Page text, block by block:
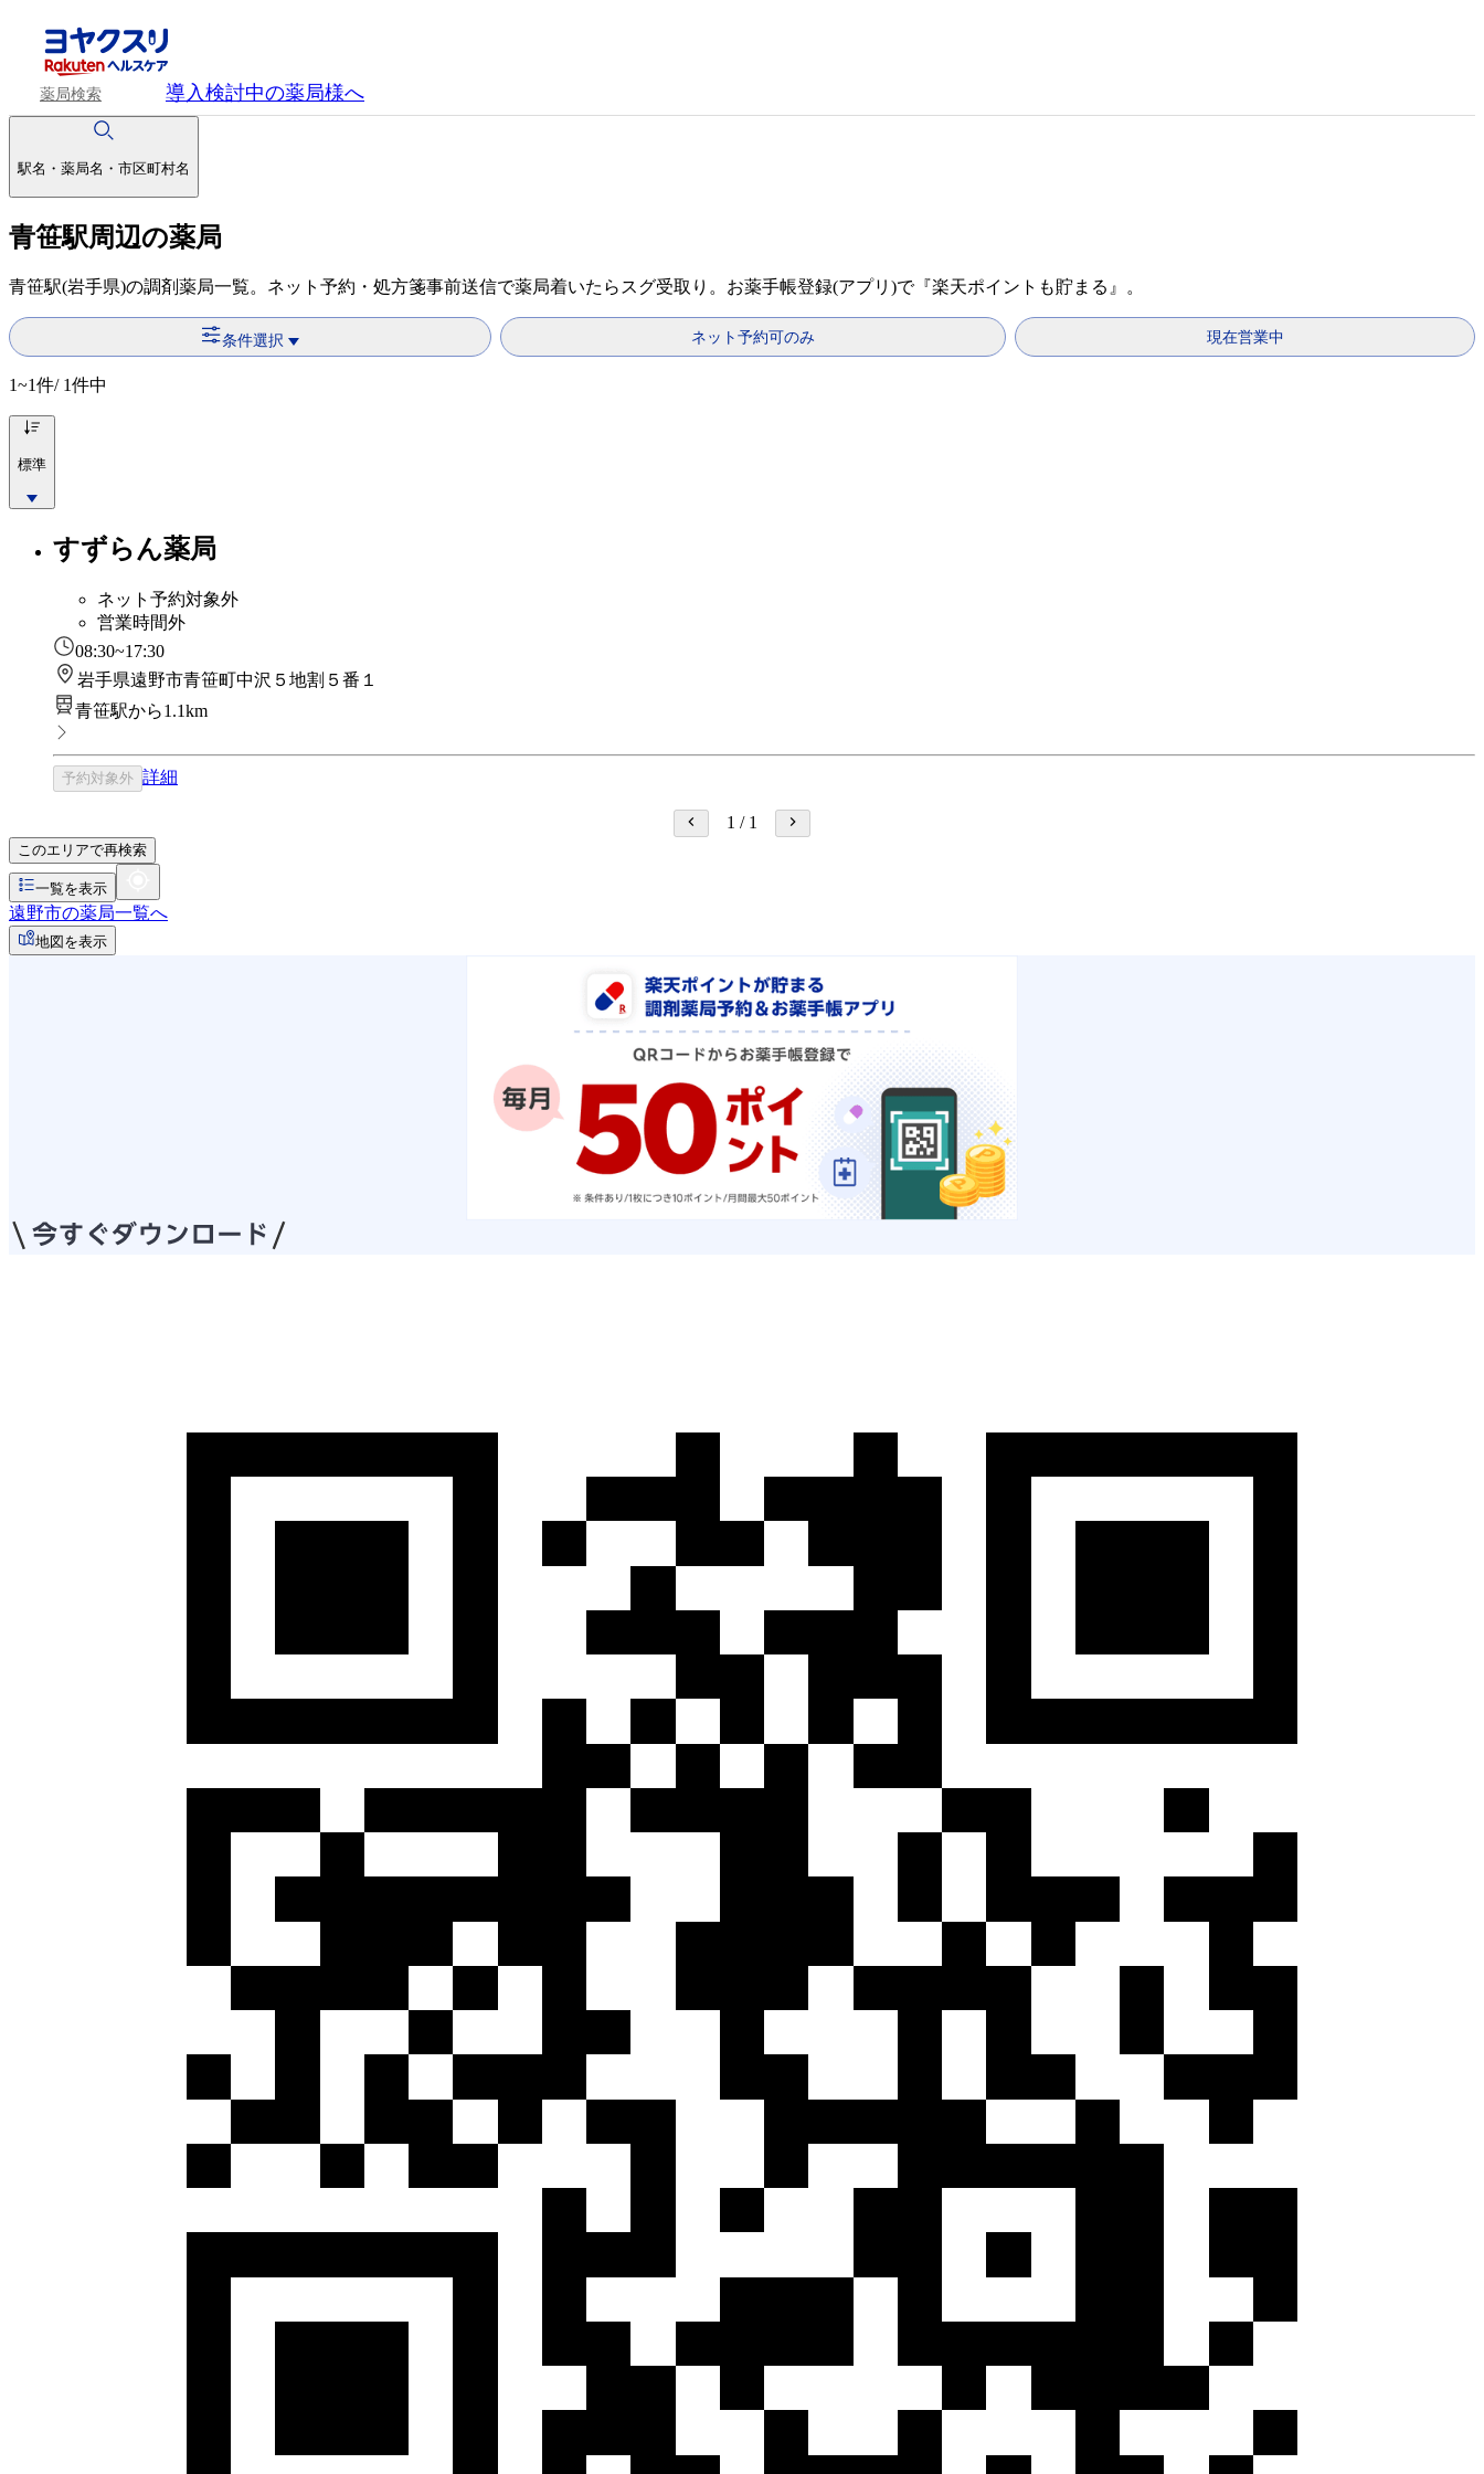
薬局検索 導入検討中の薬局様へ
駅名・薬局名・市区町村名
青笹駅周辺の薬局
青笹駅(岩手県)の調剤薬局一覧。ネット予約・処方箋事前送信で薬局着いたらスグ受取り。お薬手帳登録(アプリ)で『楽天ポイントも貯まる』。
条件選択 ネット予約可のみ 現在営業中
1~1件/ 1件中
標準
すずらん薬局
ネット予約対象外
営業時間外
08:30~17:30
岩手県遠野市青笹町中沢５地割５番１
青笹駅から1.1km
予約対象外 詳細
1 / 1
このエリアで再検索
一覧を表示
遠野市の薬局一覧へ
地図を表示